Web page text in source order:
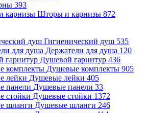
393
Шторы и карнизы 872
Гигиенический душ 535
Держатели для душа 120
Душевой гарнитур 436
Душевые комплекты 905
Душевые лейки 405
Душевые панели 33
Душевые стойки 1372
Душевые шланги 246